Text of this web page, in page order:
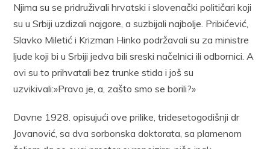
Njima su se pridruživali hrvatski i slovenački političari koji
su u Srbiji uzdizali najgore, a suzbijali najbolje. Pribićević,
Slavko Miletić i Krizman Hinko podržavali su za ministre
ljude koji bi u Srbiji jedva bili sreski načelnici ili odbornici. A
ovi su to prihvatali bez trunke stida i još su
uzvikivali:»Pravo je, a, zašto smo se borili?»
Davne 1928. opisujući ove prilike, tridesetogodišnji dr
Jovanović, sa dva sorbonska doktorata, sa plamenom